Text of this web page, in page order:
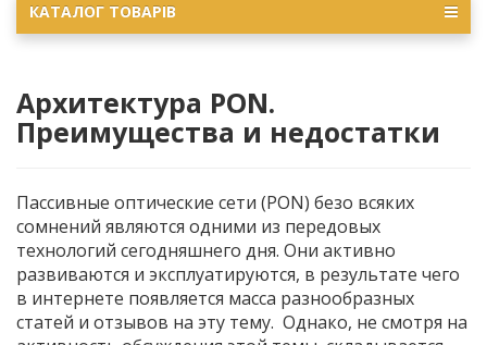
КАТАЛОГ ТОВАРІВ
Архитектура PON.
Преимущества и недостатки
Пассивные оптические сети (PON) безо всяких
сомнений являются одними из передовых
технологий сегодняшнего дня. Они активно
развиваются и эксплуатируются, в результате чего
в интернете появляется масса разнообразных
статей и отзывов на эту тему. Однако, не смотря на